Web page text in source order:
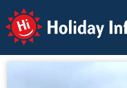
Holiday Info